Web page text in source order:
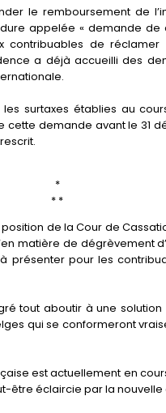
le remboursement de
appelée « demande de
de réclamer
a déjà accueilli des
surtaxes établies au
demande avant le 31
*
* *
de la Cour de
matière de dégrèvement
pour les
tout aboutir à une
qui se conformeront
est actuellement en
être éclaircie par la nouvelle